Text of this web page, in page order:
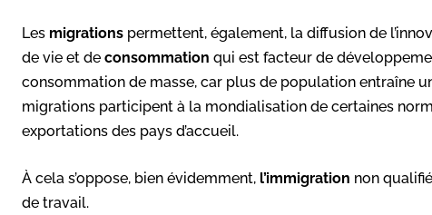
Les migrations permettent, également, la diffusion de
de vie et de consommation qui est facteur de
consommation de masse, car plus de population entraîne
migrations participent à la mondialisation de certaines
exportations des pays d’accueil.
À cela s’oppose, bien évidemment, l’immigration non
de travail.